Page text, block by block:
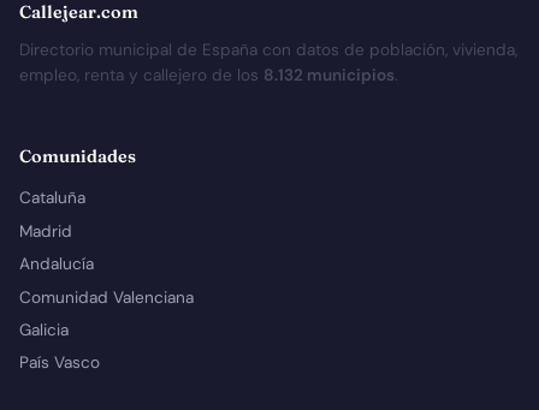
Callejear.com
Directorio municipal de España con datos de población, vivienda,
empleo, renta y callejero de los 8.132 municipios.
Comunidades
Cataluña
Madrid
Andalucía
Comunidad Valenciana
Galicia
País Vasco